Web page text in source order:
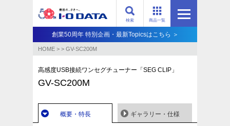
商品一覧
検索
創業50周年 特別企画・最新Topicsはこちら ＞
HOME > > GV-SC200M
高感度USB接続ワンセグチューナー「SEG CLIP」
GV-SC200M
概要・特長 ギャラリー・仕様